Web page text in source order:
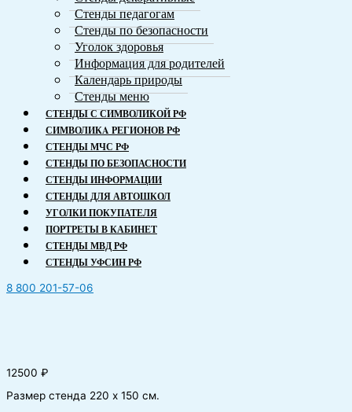
Стенды педагогам
Стенды по безопасности
Уголок здоровья
Информация для родителей
Календарь природы
Стенды меню
СТЕНДЫ С СИМВОЛИКОЙ РФ
СИМВОЛИКA РЕГИОНОВ РФ
СТЕНДЫ МЧС РФ
СТЕНДЫ ПО БЕЗОПАСНОСТИ
СТЕНДЫ ИНФОРМАЦИИ
СТЕНДЫ ДЛЯ АВТОШКОЛ
УГОЛКИ ПОКУПАТЕЛЯ
ПОРТРЕТЫ В КАБИНЕТ
СТЕНДЫ МВД РФ
СТЕНДЫ УФСИН РФ
8 800 201-57-06
12500 ₽
Размер стенда 220 х 150 см.